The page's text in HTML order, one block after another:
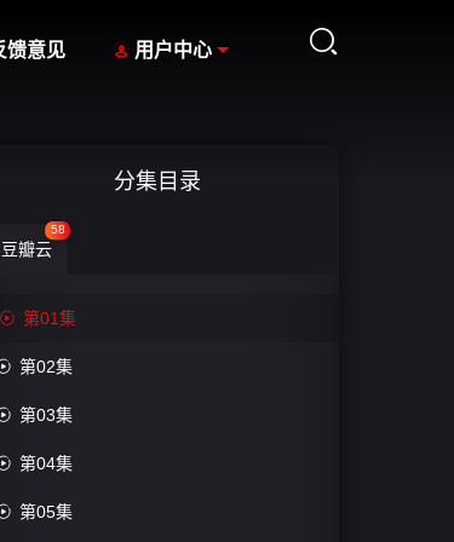

馈意见  用户中心
分集目录
豆瓣云
58
 第01集
第02集
第03集
第04集
第05集